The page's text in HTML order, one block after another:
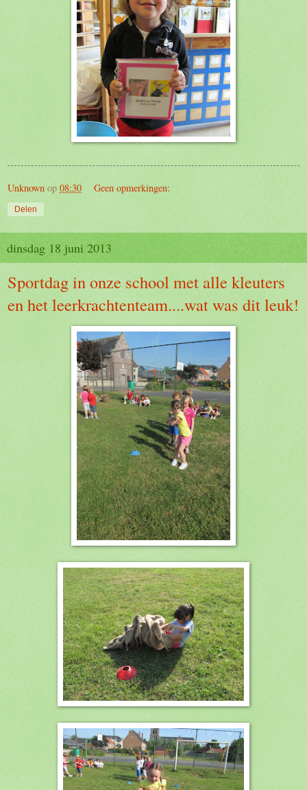
Unknown op 08:30 Geen opmerkingen:
Delen
dinsdag 18 juni 2013
Sportdag in onze school met alle kleuters
en het leerkrachtenteam....wat was dit leuk!